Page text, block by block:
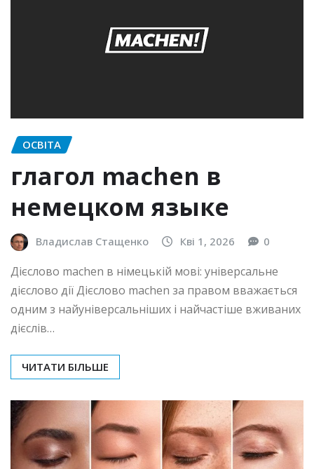
ОСВІТА
глагол machen в
немецком языке
Владислав Стащенко Кві 1, 2026 0
Дієслово machen в німецькій мові: універсальне
дієслово дії Дієслово machen за правом вважається
одним з найуніверсальніших і найчастіше вживаних
дієслів…
ЧИТАТИ БІЛЬШЕ